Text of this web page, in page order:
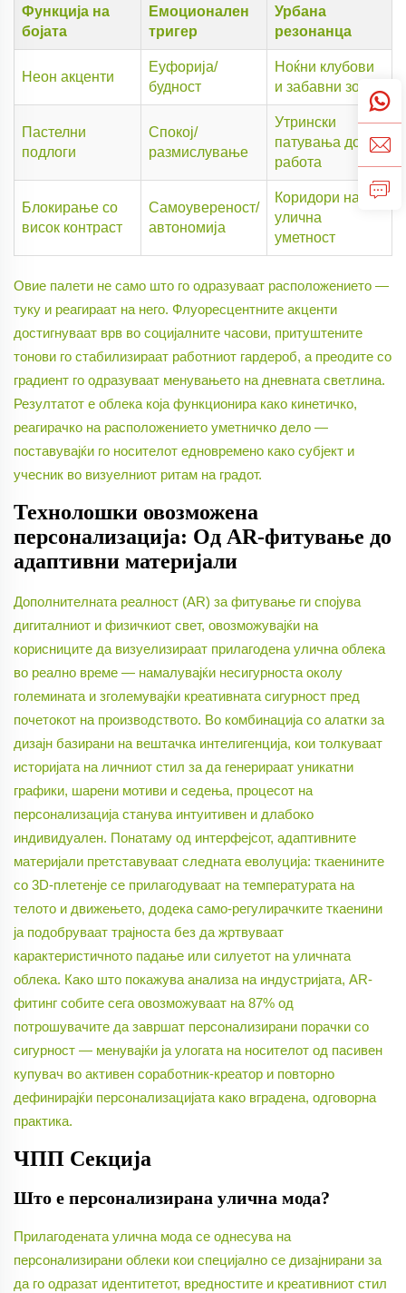
Функција на
бојата
Емоционален
тригер
Урбана
резонанца
Неон акценти
Еуфорија/
будност
Ноќни клубови
и забавни зони
Пастелни
подлоги
Спокој/
размислување
Утрински
патувања до
работа
Блокирање со
висок контраст
Самоувереност/
автономија
Коридори на
улична
уметност
Овие палети не само што го одразуваат расположението —
туку и реагираат на него. Флуоресцентните акценти
достигнуваат врв во социјалните часови, притуштените
тонови го стабилизираат работниот гардероб, а преодите со
градиент го одразуваат менувањето на дневната светлина.
Резултатот е облека која функционира како кинетичко,
реагирачко на расположението уметничко дело —
поставувајќи го носителот едновремено како субјект и
учесник во визуелниот ритам на градот.
Технолошки овозможена
персонализација: Од AR-фитување до
адаптивни материјали
Дополнителната реалност (AR) за фитување ги спојува
дигиталниот и физичкиот свет, овозможувајќи на
корисниците да визуелизираат прилагодена улична облека
во реално време — намалувајќи несигурноста околу
големината и зголемувајќи креативната сигурност пред
почетокот на производството. Во комбинација со алатки за
дизајн базирани на вештачка интелигенција, кои толкуваат
историјата на личниот стил за да генерираат уникатни
графики, шарени мотиви и седења, процесот на
персонализација станува интуитивен и длабоко
индивидуален. Понатаму од интерфејсот, адаптивните
материјали претставуваат следната еволуција: ткаенините
со 3D-плетенje се прилагодуваат на температурата на
телото и движењето, додека само-регулирачките ткаенини
ја подобруваат трајноста без да жртвуваат
карактеристичното падање или силуетот на уличната
облека. Како што покажува анализа на индустријата, AR-
фитинг собите сега овозможуваат на 87% од
потрошувачите да завршат персонализирани порачки со
сигурност — менувајќи ја улогата на носителот од пасивен
купувач во активен соработник-креатор и повторно
дефинирајќи персонализацијата како вградена, одговорна
практика.
ЧПП Секција
Што е персонализирана улична мода?
Прилагодената улична мода се однесува на
персонализирани облеки кои специјално се дизајнирани за
да го одразат идентитетот, вредностите и креативниот стил